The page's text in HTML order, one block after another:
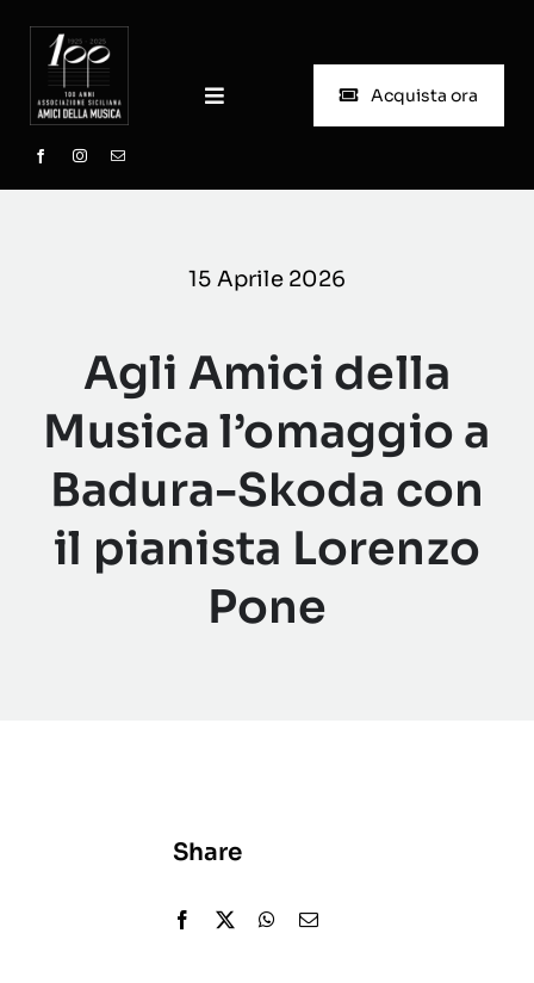
content
Toggle
Home
Biglietteria
Stagioni passate
Acquista ora
15 Aprile 2026
Agli Amici della
Musica l’omaggio a
Badura-Skoda con
il pianista Lorenzo
Pone
Share